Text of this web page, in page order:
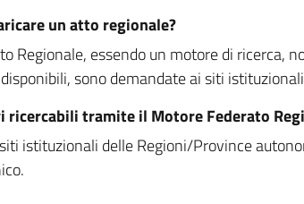
un atto regionale?
Regionale, essendo un motore di ricerca,
sono demandate ai siti
tramite il Motore Federato
istituzionali delle Regioni/Province